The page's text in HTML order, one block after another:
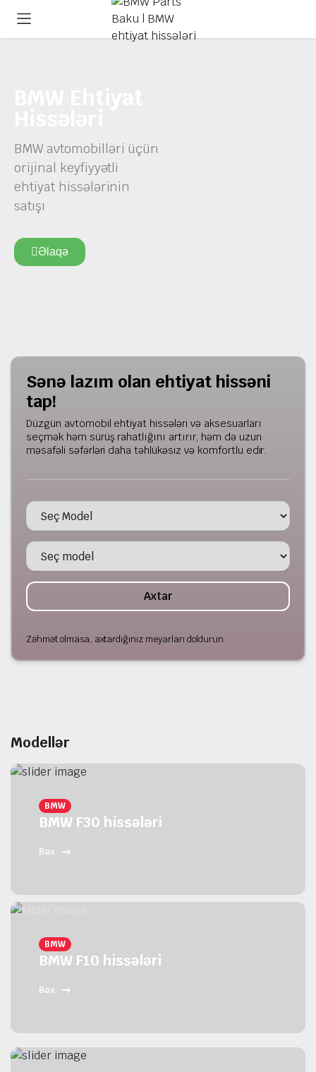
BMW avtomobilləri üçün
orijinal keyfiyyətli
ehtiyat hissələrinin
satışı
Əlaqə
Sənə lazım olan ehtiyat hissəni
tap!
Düzgün avtomobil ehtiyat hissələri və aksesuarları
seçmək həm sürüş rahatlığını artırır, həm də uzun
məsafəli səfərləri daha təhlükəsiz və komfortlu edir.
Axtar
Zəhmət olmasa, axtardığınız meyarları doldurun
Modellər
BMW
BMW F30 hissələri
Bax
BMW
BMW F10 hissələri
Bax